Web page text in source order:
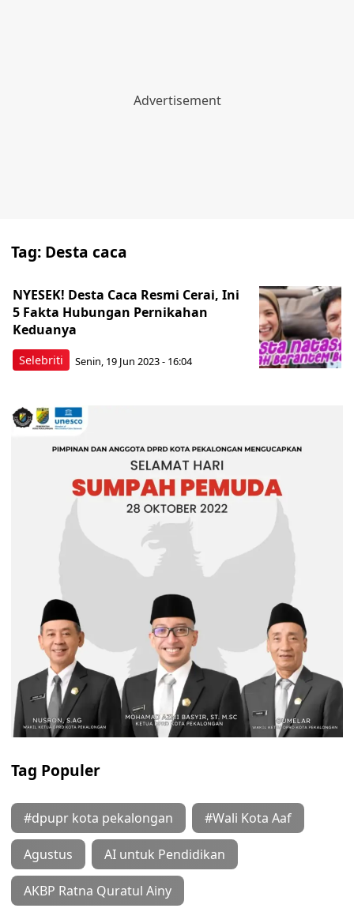
Tag: Desta caca
Selebriti
NYESEK! Desta Caca Resmi Cerai, Ini
5 Fakta Hubungan Pernikahan
Keduanya
Senin, 19 Jun 2023 - 16:04
Tag Populer
#dpupr kota pekalongan #Wali Kota Aaf
Agustus AI untuk Pendidikan
AKBP Ratna Quratul Ainy